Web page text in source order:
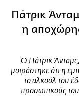
Πάτρικ
η
Ο Πάτρικ
μοιράστηκε ότι η
το αλκοόλ του
προσωπικούς